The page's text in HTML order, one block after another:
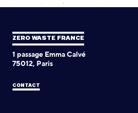
ZERO WASTE FRANCE
1 passage Emma Calvé
75012, Paris
CONTACT